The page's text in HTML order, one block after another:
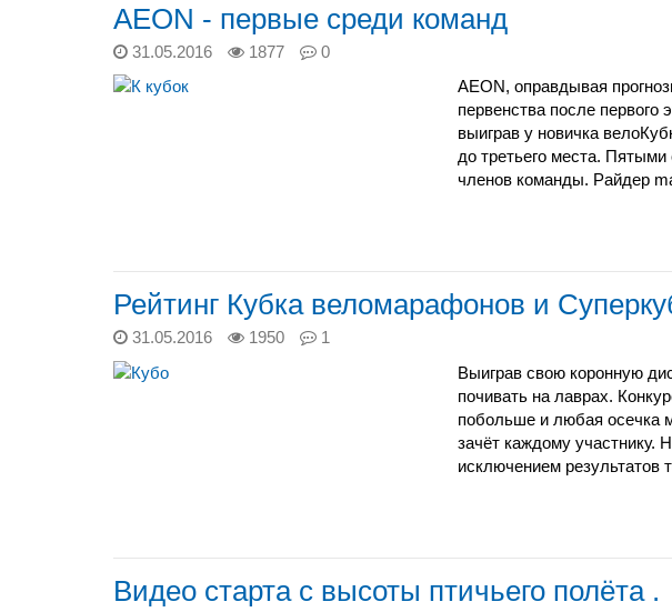
AEON - первые среди команд
31.05.2016 1877
0
AEON, оправдывая
первенства после
выиграв у новичка
до третьего места.
членов команды. Райдер
Рейтинг Кубка веломарафонов и
31.05.2016 1950
1
Выиграв свою коронную
почивать на лаврах.
побольше и любая осечка
зачёт каждому участнику.
исключением результатов
Видео старта с высоты птичьего полёта .